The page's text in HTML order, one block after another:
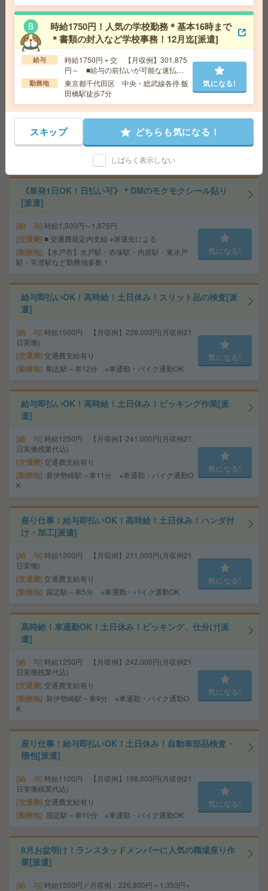
＼来社不要／単発1日OK＊お菓子の仕分け[派遣]
給 与 時給1,200円～1,625円
勤務地 【小山市】小山駅・間々田駅・思川駅など勤
気になる!
＼来社不要／単発1日OK＊DMの仕分け[派遣]
給 与 時給1,500円～1,875円
勤務地 【水戸市】水戸駅・赤塚駅・内原駅・東水戸
駅・常澄駅など勤務地多数！
《単発1日OK！日払い可》＊DMのモクモクシール貼り
[派遣]
給 与 時給1,500円～1,875円
交通費 ■ 交通費規定内支給 ※派遣先による
勤務地
【水戸市】水戸駅・赤塚駅・内原駅・東水戸
駅・常澄駅など勤務地多数！
気になる!
給与即払いOK！高時給！土日休み！スリット品の検査[派
遣]
給 与 時給1500円 【月収例】228,000円(月収例21
日実働)
交通費 交通費支給有り
勤務地 剛志駅～車12分 ※車通勤・バイク通勤OK
気になる!
給与即払いOK！高時給！土日休み！ピッキング作業[派
遣]
給 与 時給1250円 【月収例】241,000円(月収例21
日実働残業代込)
交通費 交通費支給有り
勤務地
新伊勢崎駅～車11分 ※車通勤・バイク通勤O
K
気になる!
座り仕事！給与即払いOK！高時給！土日休み！ハンダ付
け・加工[派遣]
給 与 時給1300円 【月収例】211,000円(月収例21
日実働)
交通費 交通費支給有り
勤務地 国定駅～車5分 ※車通勤・バイク通勤OK
気になる!
高時給！車通勤OK！土日休み！ピッキング、仕分け[派
遣]
給 与 時給1250円 【月収例】242,000円(月収例21
日実働残業代込)
交通費 交通費支給有り
勤務地
新伊勢崎駅～車9分 ※車通勤・バイク通勤O
K
気になる!
座り仕事！給与即払いOK！土日休み！自動車部品検査・
梱包[派遣]
給 与 時給1100円 【月収例】198,000円(月収例21
日実働残業代込)
交通費 交通費支給有り
勤務地 国定駅～車10分 ※車通勤・バイク通勤OK
気になる!
8月お盆明け！ランスタッドメンバーに人気の職場座り作
業[派遣]
給 与 時給1350円／月収例：226,800円＝1,350円×
時給1750円！人気の学校勤務＊基本16時まで
＊書類の封入など学校事務！12月迄[派遣]
給与
時給1750円＋交 【月収例】301,875
円～ ■給与の前払いが可能な速払い
サービスあり
勤務地
東京都千代田区 中央・総武線各停 飯
田橋駅徒歩7分
気になる!
スキップ どちらも気になる！
しばらく表示しない